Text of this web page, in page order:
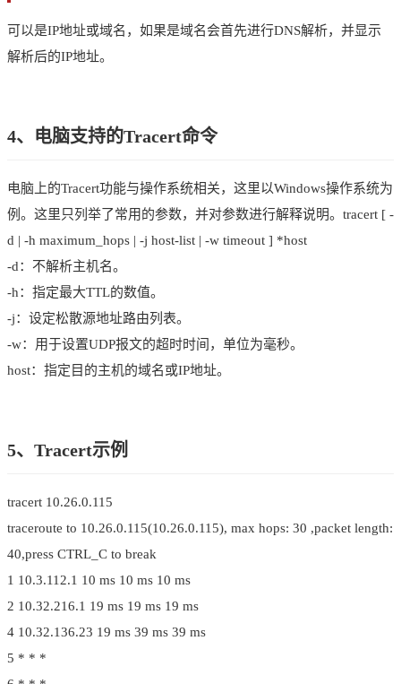
可以是IP地址或域名，如果是域名会首先进行DNS解析，并显示
解析后的IP地址。
4、电脑支持的Tracert命令
电脑上的Tracert功能与操作系统相关，这里以Windows操作系统为
例。这里只列举了常用的参数，并对参数进行解释说明。tracert [ -
d | -h maximum_hops | -j host-list | -w timeout ] *host
-d：不解析主机名。
-h：指定最大TTL的数值。
-j：设定松散源地址路由列表。
-w：用于设置UDP报文的超时时间，单位为毫秒。
host：指定目的主机的域名或IP地址。
5、Tracert示例
tracert 10.26.0.115
traceroute to 10.26.0.115(10.26.0.115), max hops: 30 ,packet length:
40,press CTRL_C to break
1 10.3.112.1 10 ms 10 ms 10 ms
2 10.32.216.1 19 ms 19 ms 19 ms
4 10.32.136.23 19 ms 39 ms 39 ms
5 * * *